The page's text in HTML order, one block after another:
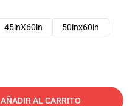
45inX60in
50inx60in
AÑADIR AL CARRITO